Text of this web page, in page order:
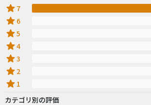
star 7
star 6
star5
star4
star3
star 2
star 1
カテゴリ別の評価